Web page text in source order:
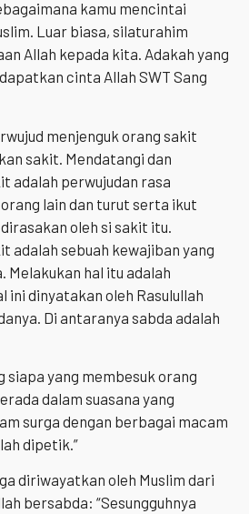
kamu mencintai
Luar biasa, silaturahim
Allah kepada kita. Adakah yang
cinta Allah SWT Sang
menjenguk orang sakit
sakit. Mendatangi dan
adalah perwujudan rasa
lain dan turut serta ikut
oleh si sakit itu.
adalah sebuah kewajiban yang
hal itu adalah
ini dinyatakan oleh Rasulullah
Di antaranya sabda adalah
siapa yang membesuk orang
dalam suasana yang
surga dengan berbagai macam
dipetik.”
diriwayatkan oleh Muslim dari
bersabda: “Sesungguhnya